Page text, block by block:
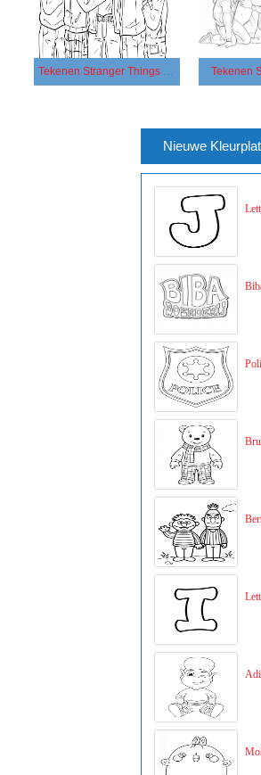
Tekenen Stranger Things voor kinderen Tekenen
Nieuwe